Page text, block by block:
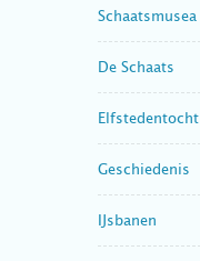
Schaatsmusea
De Schaats
Elfstedentocht
Geschiedenis
IJsbanen